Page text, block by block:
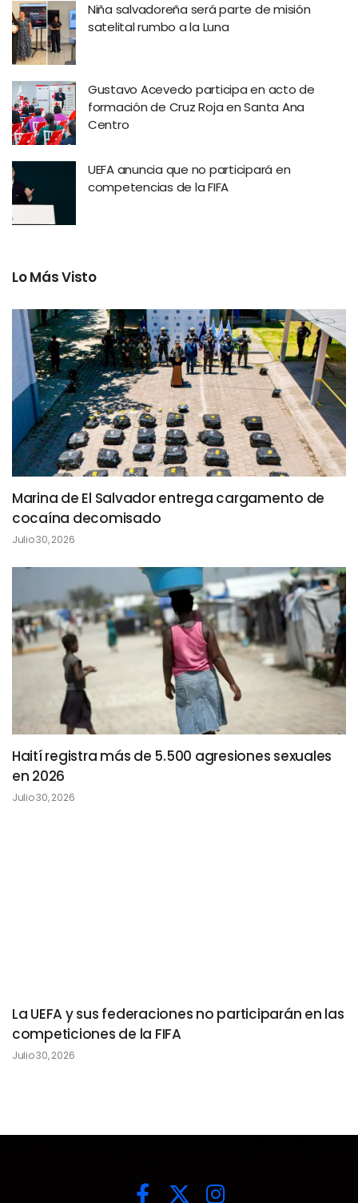
Niña salvadoreña será parte de misión
satelital rumbo a la Luna
Gustavo Acevedo participa en acto de
formación de Cruz Roja en Santa Ana
Centro
UEFA anuncia que no participará en
competencias de la FIFA
Lo Más Visto
Marina de El Salvador entrega cargamento de
cocaína decomisado
Julio 30, 2026
Haití registra más de 5.500 agresiones sexuales
en 2026
Julio 30, 2026
La UEFA y sus federaciones no participarán en las
competiciones de la FIFA
Julio 30, 2026